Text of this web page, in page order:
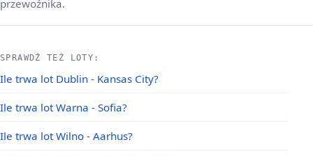
przewoźnika.
SPRAWDŹ TEŻ LOTY:
Ile trwa lot Dublin - Kansas City?
Ile trwa lot Warna - Sofia?
Ile trwa lot Wilno - Aarhus?